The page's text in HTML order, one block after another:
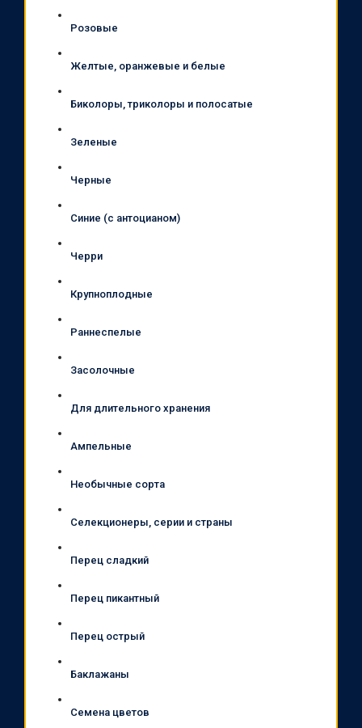
Розовые
Желтые, оранжевые и белые
Биколоры, триколоры и полосатые
Зеленые
Черные
Синие (с антоцианом)
Черри
Крупноплодные
Раннеспелые
Засолочные
Для длительного хранения
Ампельные
Необычные сорта
Селекционеры, серии и страны
Перец сладкий
Перец пикантный
Перец острый
Баклажаны
Семена цветов